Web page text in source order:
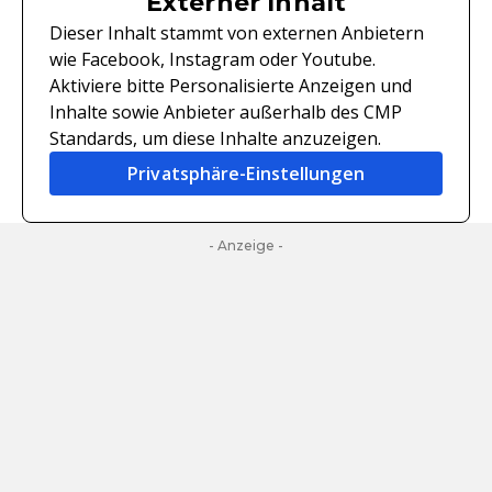
Dieser Inhalt stammt von externen Anbietern
wie Facebook, Instagram oder Youtube.
Aktiviere bitte Personalisierte Anzeigen und
Inhalte sowie Anbieter außerhalb des CMP
Standards, um diese Inhalte anzuzeigen.
Privatsphäre-Einstellungen
- Anzeige -